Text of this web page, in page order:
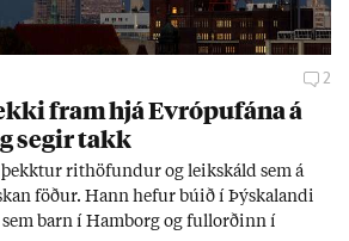
2
fram hjá Evr­ópuf­ána á
seg­ir takk
rit­höf­und­ur og leik­skáld sem á
föð­ur. Hann hef­ur bú­ið í Þýskalandi
barn í Ham­borg og full­orð­inn í